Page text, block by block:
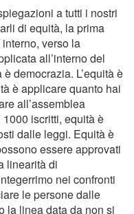
a tutti i nostri
di equità, la prima
verso la
all’interno del
democrazia. L’equità è
è applicare quanto hai
all’assemblea
iscritti, equità è
dalle leggi. Equità è
essere approvati
linearità di
nei confronti
le persone dalle
la linea data da non si